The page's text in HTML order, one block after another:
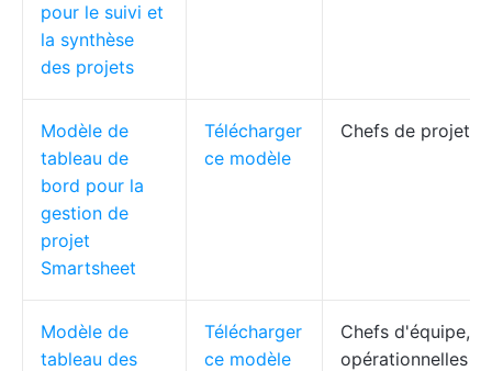
pour le suivi et
la synthèse
des projets
Modèle de
tableau de
bord pour la
gestion de
projet
Smartsheet
Télécharger
ce modèle
Chefs de projet
Modèle de
tableau des
Télécharger
ce modèle
Chefs d'équipe,
opérationnelles